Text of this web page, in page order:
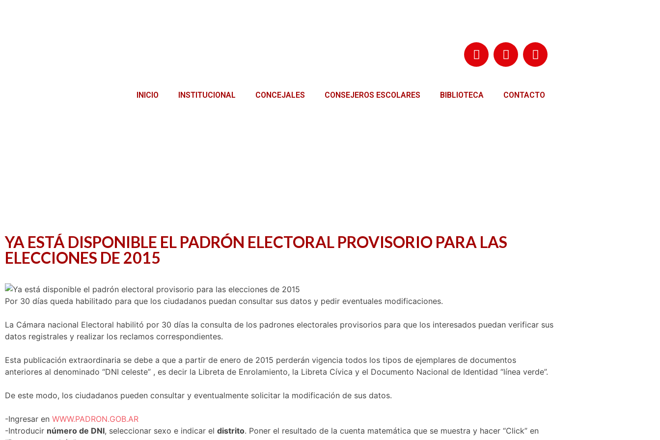
INICIO INSTITUCIONAL CONCEJALES CONSEJEROS ESCOLARES BIBLIOTECA CONTACTO
YA ESTÁ DISPONIBLE EL PADRÓN ELECTORAL PROVISORIO PARA LAS
ELECCIONES DE 2015
Por 30 días queda habilitado para que los ciudadanos puedan consultar sus datos y pedir eventuales modificaciones.
La Cámara nacional Electoral habilitó por 30 días la consulta de los padrones electorales provisorios para que los interesados puedan verificar sus
datos registrales y realizar los reclamos correspondientes.
Esta publicación extraordinaria se debe a que a partir de enero de 2015 perderán vigencia todos los tipos de ejemplares de documentos
anteriores al denominado “DNI celeste” , es decir la Libreta de Enrolamiento, la Libreta Cívica y el Documento Nacional de Identidad “línea verde”.
De este modo, los ciudadanos pueden consultar y eventualmente solicitar la modificación de sus datos.
-Ingresar en WWW.PADRON.GOB.AR
-Introducir número de DNI, seleccionar sexo e indicar el distrito. Poner el resultado de la cuenta matemática que se muestra y hacer “Click” en